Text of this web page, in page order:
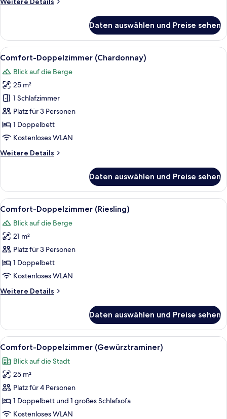
Doppelzimmer
(Pinot
Bianco)
Daten auswählen und Preise sehen
Alle
Fotos
für
Comfort-
Doppelzimmer
(Chardonnay)
anzeigen
Ein Hotelzimmer mit Bett,
3
Comfort-Doppelzimmer (Chardonnay)
Blick auf die Berge
25 m²
1 Schlafzimmer
Platz für 3 Personen
1 Doppelbett
Kostenloses WLAN
Weitere Details
Weitere
Doppelzimmer
(Chardonnay)
Daten auswählen und Preise sehen
Alle
Fotos
für
Comfort-
Doppelzimmer
(Riesling)
anzeigen
Ein Hotelzimmer mit einem Bett,
4
Comfort-Doppelzimmer (Riesling)
Blick auf die Berge
21 m²
Platz für 3 Personen
1 Doppelbett
Kostenloses WLAN
Weitere Details
Weitere
Doppelzimmer
(Riesling)
Daten auswählen und Preise sehen
Alle
Fotos
für
Comfort-
Doppelzimmer
(Gewürztraminer)
anzeigen
Ein Hotelzimmer mit einem großen
5
Comfort-Doppelzimmer (Gewürztraminer)
Blick auf die Stadt
25 m²
Platz für 4 Personen
1 Doppelbett und 1 großes Schlafsofa
Kostenloses WLAN